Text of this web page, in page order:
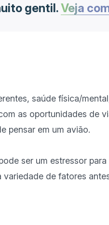
gentil.Veja
saúde física/
as oportunidades de
pensar em um avião.
ser um estressor
de fatores